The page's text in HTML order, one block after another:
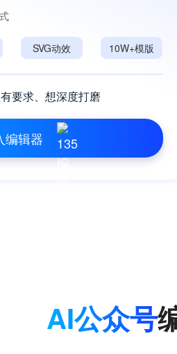
SVG动效 10W+模版
要求、想深度打磨
编辑器
AI公众号